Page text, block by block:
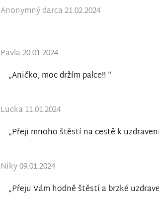
Anonymný darca 21.02.2024
Pavla 20.01.2024
„Aničko, moc držím palce!! “
Lucka 11.01.2024
„Přeji mnoho štěstí na cestě k
Niky 09.01.2024
„Přeju Vám hodně štěstí a brzké